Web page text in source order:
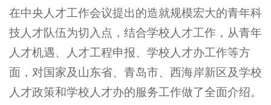
在中央人才工作会议提出的造就规模宏大的青年科
技人才队伍为切入点，结合学校人才工作，从青年
人才机遇、人才工程申报、学校人才办工作等方
面，对国家及山东省、青岛市、西海岸新区及学校
人才政策和学校人才办的服务工作做了全面介绍。